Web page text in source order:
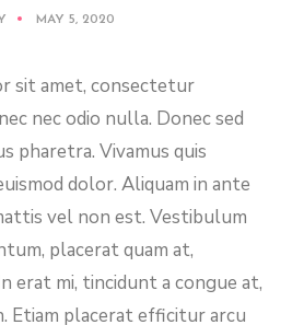
MAY 5, 2020
sit amet, consectetur
nec odio nulla. Donec sed
pharetra. Vivamus quis
dolor. Aliquam in ante
vel non est. Vestibulum
placerat quam at,
erat mi, tincidunt a congue at,
Etiam placerat efficitur arcu